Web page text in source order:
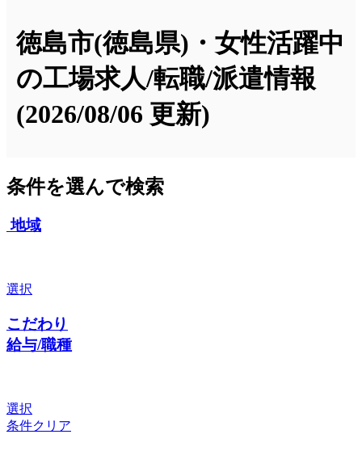
徳島市(徳島県)・女性活躍中
の工場求人/転職/派遣情報
(2026/08/06 更新)
条件を選んで検索
地域
選択
こだわり
給与/職種
選択
条件クリア